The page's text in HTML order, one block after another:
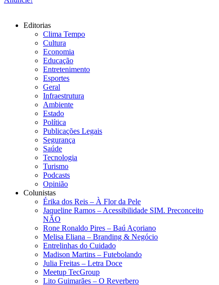
Editorias
Clima Tempo
Cultura
Economia
Educação
Entretenimento
Esportes
Geral
Infraestrutura
Ambiente
Estado
Política
Publicações Legais
Segurança
Saúde
Tecnologia
Turismo
Podcasts
Opinião
Colunistas
Érika dos Reis​ – À Flor da Pele
Jaqueline Ramos – Acessibilidade SIM. Preconceito
NÃO
Rone Ronaldo Pires – Baú Açoriano
Melisa Eliana – Branding & Negócio
Entrelinhas do Cuidado
Madison Martins – Futebolando
Julia Freitas​ – Letra Doce
Meetup TecGroup
Lito Guimarães – O Reverbero